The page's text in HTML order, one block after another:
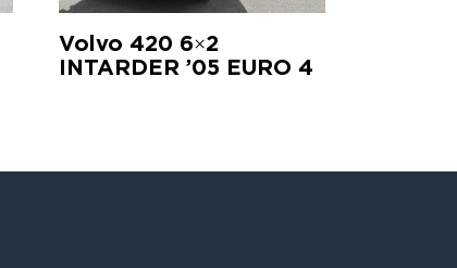
Volvo 420 6×2
INTARDER ’05 EURO 4